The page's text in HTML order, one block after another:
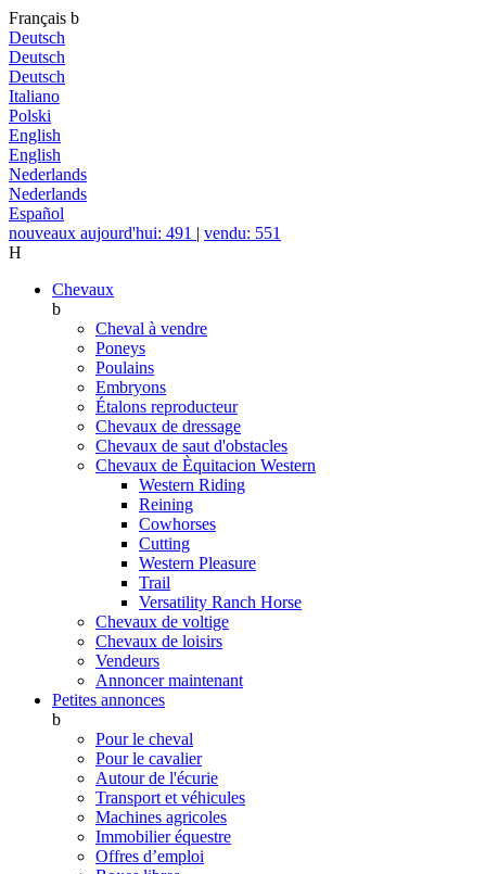
Français b
Deutsch
Deutsch
Deutsch
Italiano
Polski
English
English
Nederlands
Nederlands
Español
nouveaux aujourd'hui: 491 | vendu: 551
H
Chevaux
b
Cheval à vendre
Poneys
Poulains
Embryons
Étalons reproducteur
Chevaux de dressage
Chevaux de saut d'obstacles
Chevaux de Èquitacion Western
Western Riding
Reining
Cowhorses
Cutting
Western Pleasure
Trail
Versatility Ranch Horse
Chevaux de voltige
Chevaux de loisirs
Vendeurs
Annoncer maintenant
Petites annonces
b
Pour le cheval
Pour le cavalier
Autour de l'écurie
Transport et véhicules
Machines agricoles
Immobilier équestre
Offres d’emploi